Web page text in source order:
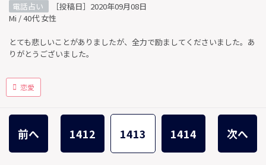
電話占い
［投稿日］2020年09月08日
Mi / 40代 女性
とても悲しいことがありましたが、全力で励ましてくださいました。あ
りがとうございました。
恋愛
前へ 1412 1413 1414 次へ